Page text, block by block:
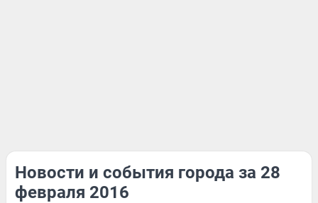
Новости и события города за 28
февраля 2016